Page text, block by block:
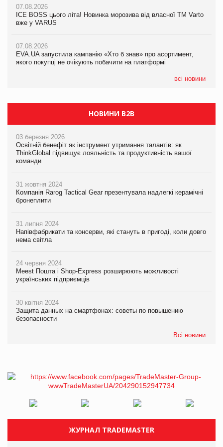
07.08.2026
ICE BOSS цього літа! Новинка морозива від власної ТМ Varto
вже у VARUS
07.08.2026
EVA.UA запустила кампанію «Хто б знав» про асортимент,
якого покупці не очікують побачити на платформі
всі новини
06.08.2026
Смачна новинка для хвостатих: у VARUS з’явилися паучі
05.08.2026
Мережа супермаркетів VARUS купує мережу магазинів
Продажі Hugo Boss впали на 9%
НОВИНИ B2B
03 березня 2026
Освітній бенефіт як інструмент утримання талантів: як
ThinkGlobal підвищує лояльність та продуктивність вашої
команди
31 жовтня 2024
Компанія Rarog Tactical Gear презентувала надлегкі керамічні
бронеплити
31 липня 2024
Напівфабрикати та консерви, які стануть в пригоді, коли довго
нема світла
24 червня 2024
Meest Пошта і Shop-Express розширюють можливості
українських підприємців
30 квітня 2024
Защита данных на смартфонах: советы по повышению
безопасности
Всі новини
ЖУРНАЛ TRADEMASTER